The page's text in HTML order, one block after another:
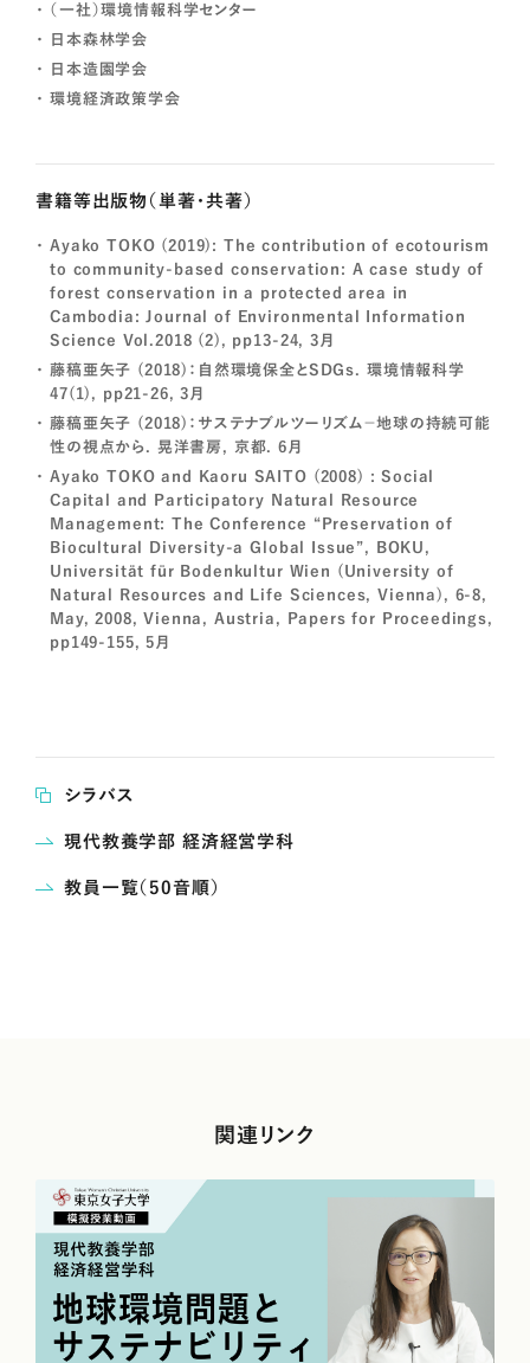
（一社）環境情報科学センター
日本森林学会
日本造園学会
環境経済政策学会
書籍等出版物（単著・共著）
Ayako TOKO (2019): The contribution of ecotourism
to community-based conservation: A case study of
forest conservation in a protected area in
Cambodia: Journal of Environmental Information
Science Vol.2018 (2), pp13-24, 3月
藤稿亜矢子 (2018)：自然環境保全とSDGs. 環境情報科学
47(1), pp21-26, 3月
藤稿亜矢子 (2018)：サステナブルツーリズム－地球の持続可能
性の視点から. 晃洋書房, 京都. 6月
Ayako TOKO and Kaoru SAITO (2008) : Social
Capital and Participatory Natural Resource
Management: The Conference “Preservation of
Biocultural Diversity-a Global Issue”, BOKU,
Universität für Bodenkultur Wien (University of
Natural Resources and Life Sciences, Vienna), 6-8,
May, 2008, Vienna, Austria, Papers for Proceedings,
pp149-155, 5月
シラバス
現代教養学部 経済経営学科
教員一覧（50音順）
関連リンク